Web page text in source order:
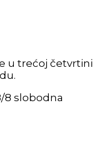
u trećoj četvrtini
8 slobodna